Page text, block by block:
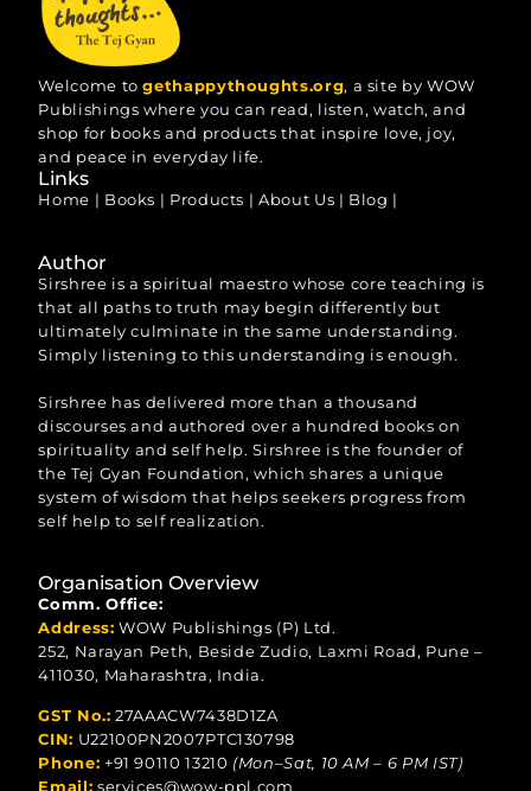
Welcome togethappythoughts.org, a site by WOW
Publishings where you can read, listen, watch, and
shop for books and products that inspire love, joy,
and peace in everyday life.
Links
Home | Books | Products |About Us | Blog |
Author
Sirshree is a spiritual maestro whose core teaching is
that all paths to truth may begin differently but
ultimately culminate in the same understanding.
Simply listening to this understanding is enough.
Sirshree has delivered more than a thousand
discourses and authored over a hundred books on
spirituality and self help. Sirshree is the founder of
the Tej Gyan Foundation, which shares a unique
system of wisdom that helps seekers progress from
self help to self realization.
Organisation Overview
Comm. Office:
Address: WOW Publishings (P) Ltd.
252, Narayan Peth, Beside Zudio, Laxmi Road, Pune –
411030, Maharashtra, India.
GST No.: 27AAACW7438D1ZA
CIN: U22100PN2007PTC130798
Phone: +91 90110 13210 (Mon–Sat, 10 AM – 6 PM IST)
Email: services@wow-ppl.com